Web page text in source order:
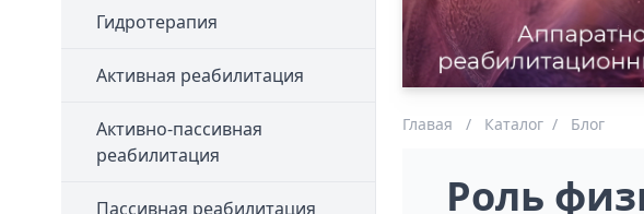
Гидротерапия
Активная реабилитация
Активно-пассивная
реабилитация
Пассивная реабилитация
Главая / Каталог / Блог
Роль